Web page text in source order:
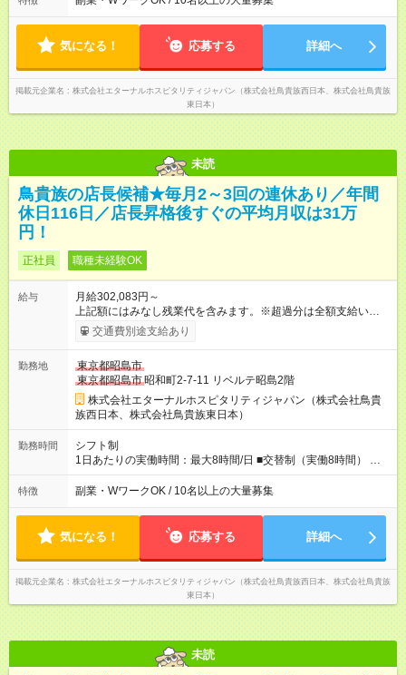
止！＞ どうしても必要な時は、報告をしてもらっています。
気になる！ 応募する 詳細へ
掲載元企業名
株式会社エターナルホスピタリティジャパン（株式会社鳥貴族西日本、株式会社鳥貴族
東日本）
未読
鳥貴族の店長候補★毎月2～3回の連休あり／年間
休日116日／店長昇格後すぐの平均月収は31万
円！
正社員 職種未経験OK
給与
月給302,083円～
上記額にはみなし残業代を含みます。※超過分は全額支給いたし
ます。 みなし残業代 51,845円 以上／月 みなし残業時間 30時間
／月 定額深夜手当（60時間、2万738円～）含む。 それぞれ
未経験スタートのメンバーも多いです。 ◎上司との距離が近
く、困ったことがあってもマネージャーにすぐ相談できます。
◎女性活躍中！女性管理職登用実績あり！ ◎月1回エリア会議あ
り。社長が直接、目標や方針を発表します。 ⇒各店舗の好事例
を知れるなど、刺激がたくさん 【試用期間】試用期間なし
交通費別途支給あり
勤務地
東京都昭島市
東京都昭島市 昭和町2-7-11 リベルテ昭島2階
株式会社エターナルホスピタリティジャパン（株式会社鳥貴
族西日本、株式会社鳥貴族東日本）
勤務時間
シフト制
1日あたりの実働時間：最大8時間/日 ■交替制（実働8時間） ▼
シフト例 ○16：00～翌2：00 ○20：00～翌6：00 ※営業時間は店
舗による。 ＜無断残業は絶対禁止！＞ どうしても必要な時は、
すが、これをゼロにするのが目標の一つです。
特徴 副業・WワークOK / 10名以上の大量募集
気になる！ 応募する 詳細へ
掲載元企業名
株式会社エターナルホスピタリティジャパン（株式会社鳥貴族西日本、株式会社鳥貴族
東日本）
未読